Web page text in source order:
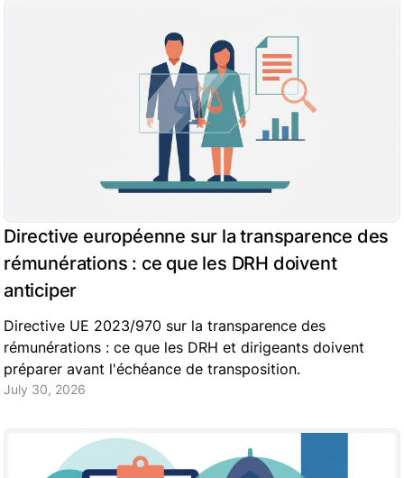
Directive européenne sur la transparence des
rémunérations : ce que les DRH doivent
anticiper
Directive UE 2023/970 sur la transparence des
rémunérations : ce que les DRH et dirigeants doivent
préparer avant l'échéance de transposition.
July 30, 2026